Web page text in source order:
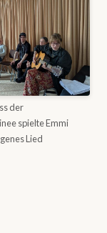
der
spielte Emmi
Lied